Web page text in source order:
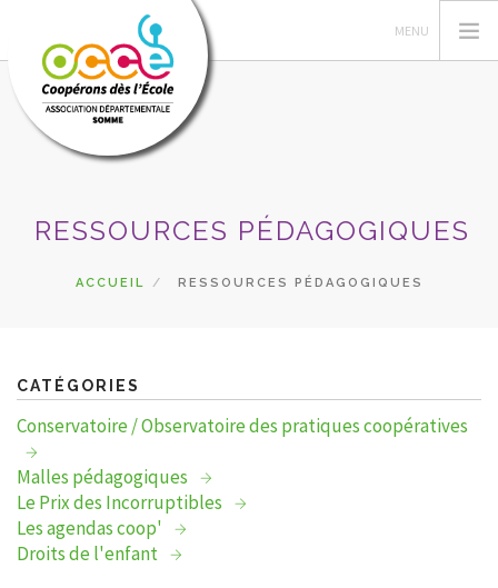
GÉRER SA COOPÉRATIVE
FORMATIONS
CONTACT
RESSOURCES PÉDAGOGIQUES
ACCUEIL RESSOURCES PÉDAGOGIQUES
CATÉGORIES
Conservatoire / Observatoire des pratiques coopératives
Malles pédagogiques
Le Prix des Incorruptibles
Les agendas coop'
Droits de l'enfant